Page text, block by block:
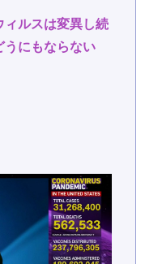
ィルスは変異し続
うにもならない